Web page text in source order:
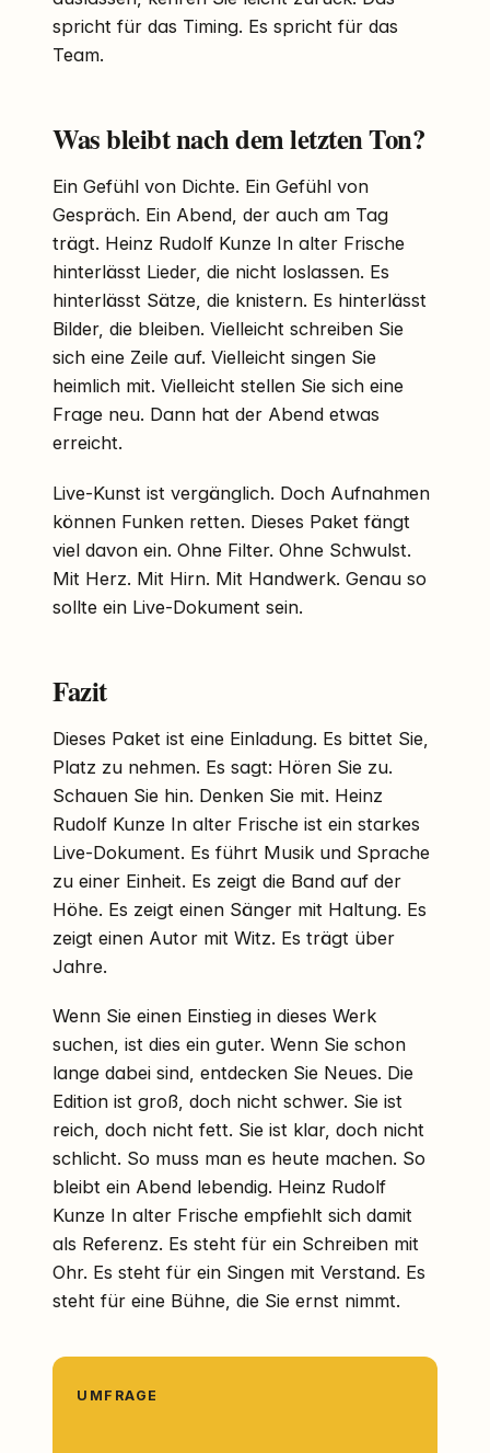
spricht für das Timing. Es spricht für das
Team.
Was bleibt nach dem letzten Ton?
Ein Gefühl von Dichte. Ein Gefühl von
Gespräch. Ein Abend, der auch am Tag
trägt. Heinz Rudolf Kunze In alter Frische
hinterlässt Lieder, die nicht loslassen. Es
hinterlässt Sätze, die knistern. Es hinterlässt
Bilder, die bleiben. Vielleicht schreiben Sie
sich eine Zeile auf. Vielleicht singen Sie
heimlich mit. Vielleicht stellen Sie sich eine
Frage neu. Dann hat der Abend etwas
erreicht.
Live-Kunst ist vergänglich. Doch Aufnahmen
können Funken retten. Dieses Paket fängt
viel davon ein. Ohne Filter. Ohne Schwulst.
Mit Herz. Mit Hirn. Mit Handwerk. Genau so
sollte ein Live-Dokument sein.
Fazit
Dieses Paket ist eine Einladung. Es bittet Sie,
Platz zu nehmen. Es sagt: Hören Sie zu.
Schauen Sie hin. Denken Sie mit. Heinz
Rudolf Kunze In alter Frische ist ein starkes
Live-Dokument. Es führt Musik und Sprache
zu einer Einheit. Es zeigt die Band auf der
Höhe. Es zeigt einen Sänger mit Haltung. Es
zeigt einen Autor mit Witz. Es trägt über
Jahre.
Wenn Sie einen Einstieg in dieses Werk
suchen, ist dies ein guter. Wenn Sie schon
lange dabei sind, entdecken Sie Neues. Die
Edition ist groß, doch nicht schwer. Sie ist
reich, doch nicht fett. Sie ist klar, doch nicht
schlicht. So muss man es heute machen. So
bleibt ein Abend lebendig. Heinz Rudolf
Kunze In alter Frische empfiehlt sich damit
als Referenz. Es steht für ein Schreiben mit
Ohr. Es steht für ein Singen mit Verstand. Es
steht für eine Bühne, die Sie ernst nimmt.
UMFRAGE